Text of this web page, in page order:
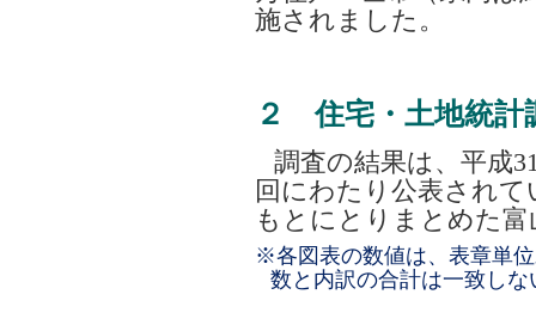
施されました。
２ 住宅・土地統計
調査の結果は、平成
回にわたり公表され
もとにとりまとめた
※各図表の数値は、表章単
数と内訳の合計は一致し